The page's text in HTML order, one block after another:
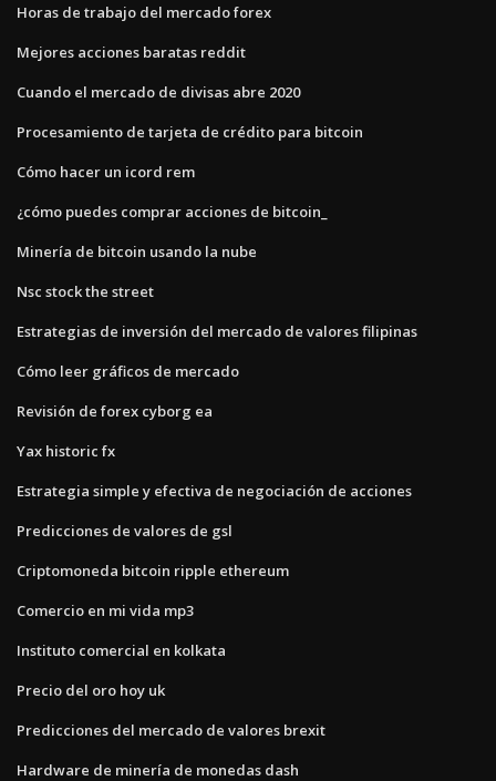
Horas de trabajo del mercado forex
Mejores acciones baratas reddit
Cuando el mercado de divisas abre 2020
Procesamiento de tarjeta de crédito para bitcoin
Cómo hacer un icord rem
¿cómo puedes comprar acciones de bitcoin_
Minería de bitcoin usando la nube
Nsc stock the street
Estrategias de inversión del mercado de valores filipinas
Cómo leer gráficos de mercado
Revisión de forex cyborg ea
Yax historic fx
Estrategia simple y efectiva de negociación de acciones
Predicciones de valores de gsl
Criptomoneda bitcoin ripple ethereum
Comercio en mi vida mp3
Instituto comercial en kolkata
Precio del oro hoy uk
Predicciones del mercado de valores brexit
Hardware de minería de monedas dash